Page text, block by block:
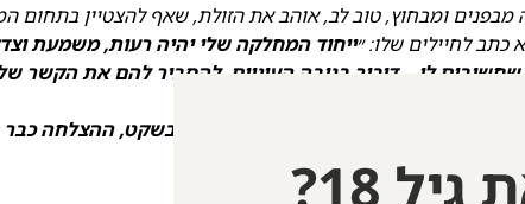
מבפנים ומבחוץ, טוב לב, אוהב את הזולת, שאף להצטיין בתחום
לחיילים שלו: ״ייחוד המחלקה שלי יהיה רעות, משמעת
לו… דיבור בגובה העיניים, להסביר להם את הקשר
תעבוד בשקט, ההצלחה
18?